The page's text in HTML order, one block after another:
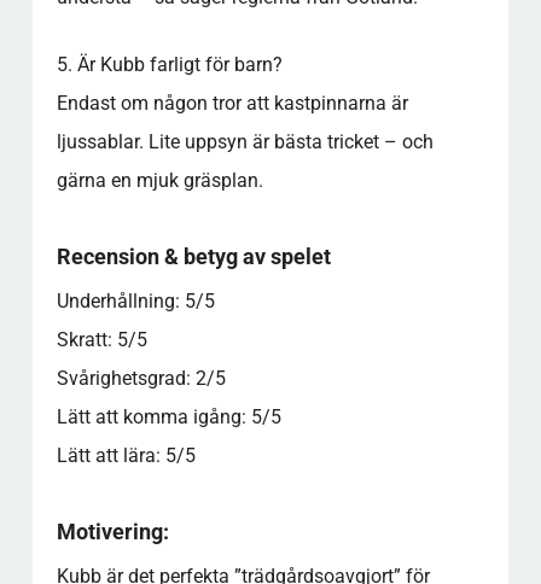
5. Är Kubb farligt för barn?
Endast om någon tror att kastpinnarna är
ljussablar. Lite uppsyn är bästa tricket – och
gärna en mjuk gräsplan.
Recension & betyg av spelet
Underhållning: 5/5
Skratt: 5/5
Svårighetsgrad: 2/5
Lätt att komma igång: 5/5
Lätt att lära: 5/5
Motivering:
Kubb är det perfekta ”trädgårdsoavgjort” för